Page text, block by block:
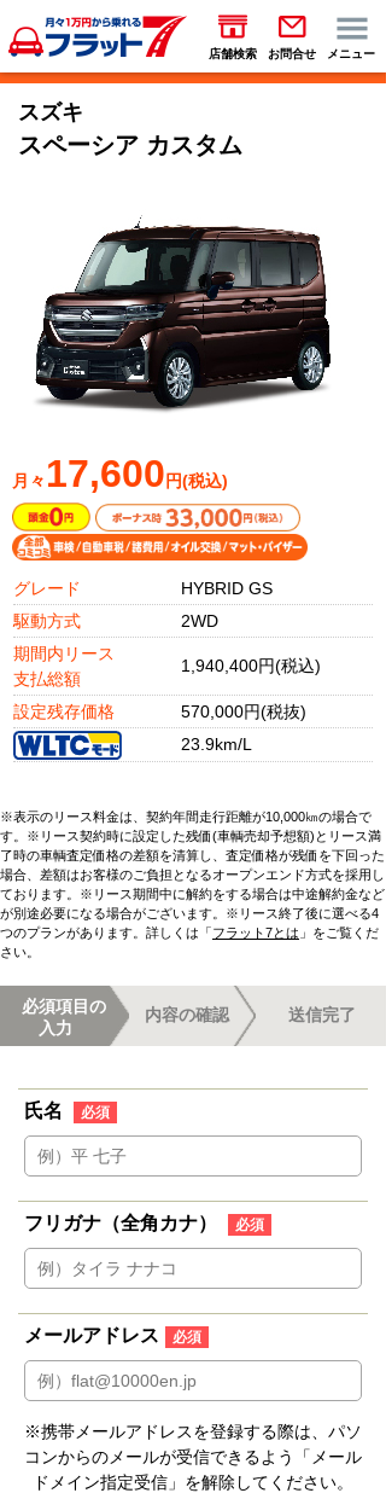
店舗検索 お問合せ メニュー
スズキ
スペーシア カスタム
月々 17,600 円(税込)
グレード
HYBRID GS
駆動方式
2WD
期間内リース
支払総額
1,940,400円(税込)
設定残存価格
570,000円(税抜)
23.9km/L
※表示のリース料金は、契約年間走行距離が10,000㎞の場合で
す。※リース契約時に設定した残価(車輌売却予想額)とリース満
了時の車輌査定価格の差額を清算し、査定価格が残価を下回った
場合、差額はお客様のご負担となるオープンエンド方式を採用し
ております。※リース期間中に解約をする場合は中途解約金など
が別途必要になる場合がございます。※リース終了後に選べる4
つのプランがあります。詳しくは「フラット7とは 」をご覧くだ
さい。
必須項目の
入力
内容の確認 送信完了
氏名 必須
フリガナ（全角カナ） 必須
メールアドレス 必須
※携帯メールアドレスを登録する際は、パソ
コンからのメールが受信できるよう「メール
ドメイン指定受信」を解除してください。